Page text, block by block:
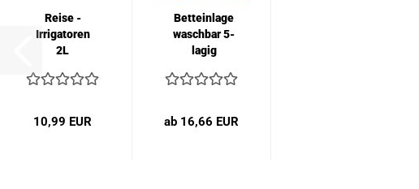
Reise -
Irrigatoren
2L
10,99 EUR
Betteinlage
waschbar 5-
lagig
Bettauflage...
ab 16,66 EUR